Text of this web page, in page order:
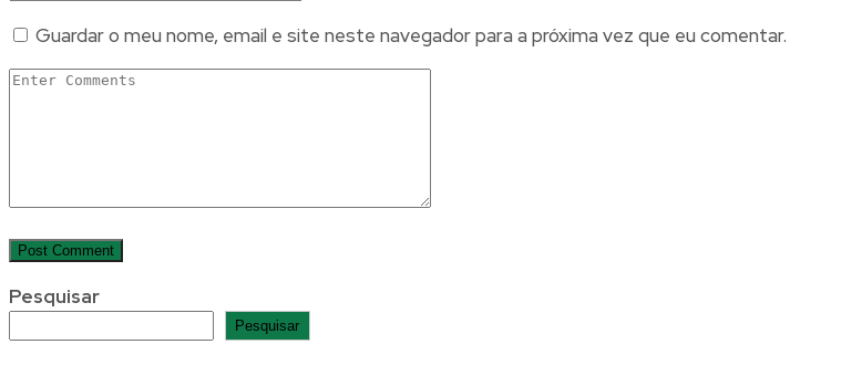
Guardar o meu nome, email e site neste navegador para a próxima vez que eu comentar.
Pesquisar
Pesquisar